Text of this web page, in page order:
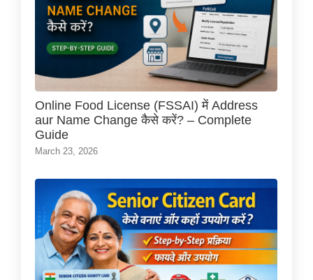
Online Food License (FSSAI) में Address
aur Name Change कैसे करें? – Complete
Guide
March 23, 2026